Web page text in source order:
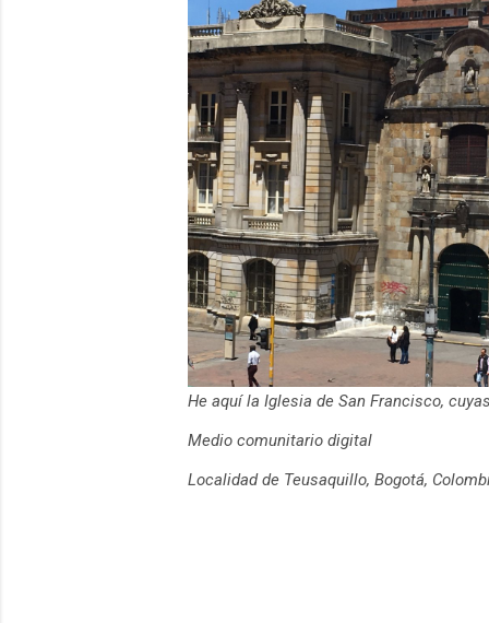
He aquí la Iglesia de San Francisco,
Medio comunitario digital
Localidad de Teusaquillo, Bogotá,